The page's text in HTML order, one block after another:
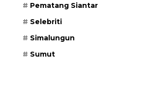
Pematang Siantar
Selebriti
Simalungun
Sumut